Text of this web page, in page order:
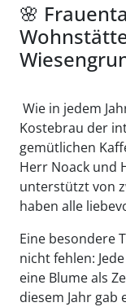
🌸
Wie in jedem
Kostebrau der
gemütlichen
Herr Noack und
unterstützt von
haben alle
Eine besondere
nicht fehlen:
eine Blume als
diesem Jahr